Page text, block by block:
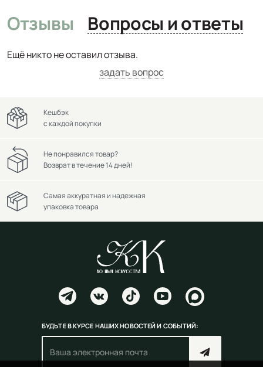
Отзывы Вопросы и ответы
Ещё никто не оставил отзыва.
задать вопрос
Кешбэк
с каждой покупки
Не понравился товар?
Возврат в течение 14 дней!
Самая аккуратная и надежная
упаковка товара
БУДЬТЕ В КУРСЕ НАШИХ НОВОСТЕЙ И СОБЫТИЙ: